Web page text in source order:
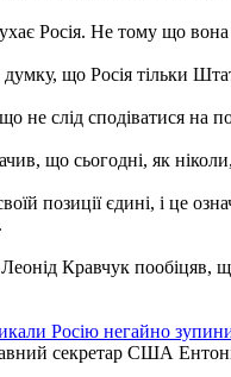
Росія. Не тому що
що Росія тільки
не слід сподіватися на
що сьогодні, як
позиції єдині, і це
Кравчук пообіцяв,
Росію негайно
секретар США